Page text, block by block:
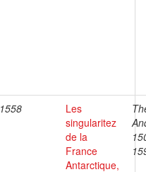
1558
Les
singularitez
de la
France
Antarctique,